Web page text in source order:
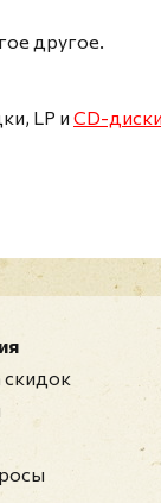
другое.
LP и CD-